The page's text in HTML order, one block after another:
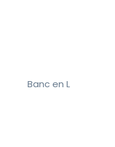
Banc en L